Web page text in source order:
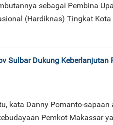
sebagai Pembina
(Hardiknas) Tingkat Kota
Sulbar Dukung Keberlanjutan
kata Danny Pomanto-sapaan
Pemkot Makassar